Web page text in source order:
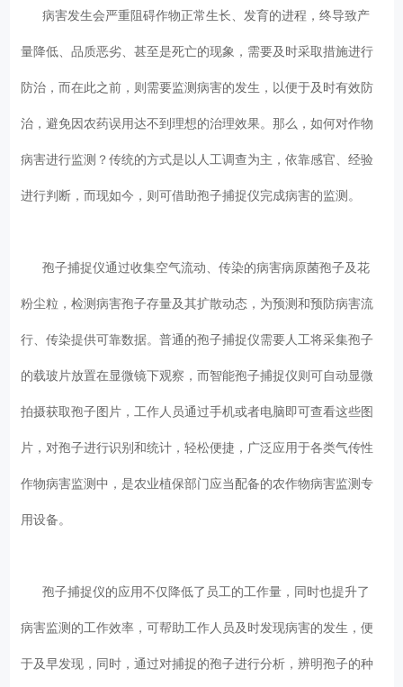
病害发生会严重阻碍作物正常生长、发育的进程，终导致产
量降低、品质恶劣、甚至是死亡的现象，需要及时采取措施进行
防治，而在此之前，则需要监测病害的发生，以便于及时有效防
治，避免因农药误用达不到理想的治理效果。那么，如何对作物
病害进行监测？传统的方式是以人工调查为主，依靠感官、经验
进行判断，而现如今，则可借助孢子捕捉仪完成病害的监测。
孢子捕捉仪通过收集空气流动、传染的病害病原菌孢子及花
粉尘粒，检测病害孢子存量及其扩散动态，为预测和预防病害流
行、传染提供可靠数据。普通的孢子捕捉仪需要人工将采集孢子
的载玻片放置在显微镜下观察，而智能孢子捕捉仪则可自动显微
拍摄获取孢子图片，工作人员通过手机或者电脑即可查看这些图
片，对孢子进行识别和统计，轻松便捷，广泛应用于各类气传性
作物病害监测中，是农业植保部门应当配备的农作物病害监测专
用设备。
孢子捕捉仪的应用不仅降低了员工的工作量，同时也提升了
病害监测的工作效率，可帮助工作人员及时发现病害的发生，便
于及早发现，同时，通过对捕捉的孢子进行分析，辨明孢子的种